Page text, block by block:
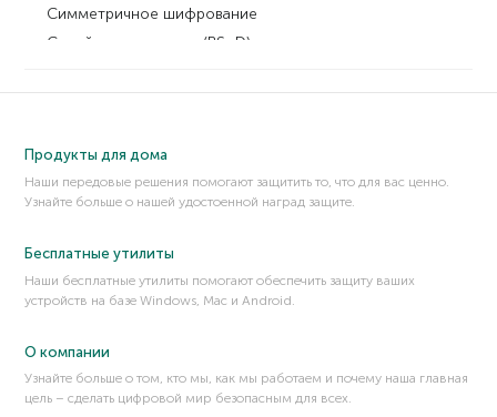
Симметричное шифрование
Синий экран смерти (BSoD)
Скиммер
Скимминг
Смишинг
Соль
Социальная инженерия
Спам
Продукты для дома
Наши передовые решения помогают защитить то, что для вас ценно.
Узнайте больше о нашей удостоенной наград защите.
Бесплатные утилиты
Наши бесплатные утилиты помогают обеспечить защиту ваших
устройств на базе Windows, Mac и Android.
О компании
Узнайте больше о том, кто мы, как мы работаем и почему наша главная
цель – сделать цифровой мир безопасным для всех.